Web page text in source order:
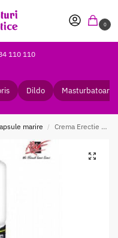
0
110 110
Dildo Masturbatoare
marire / Crema Erectie si Marire Penis Booster